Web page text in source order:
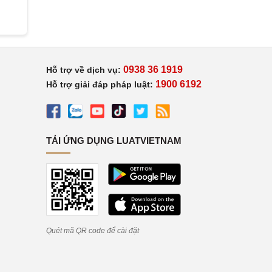
Hỗ trợ về dịch vụ: 0938 36 1919
Hỗ trợ giải đáp pháp luật: 1900 6192
TẢI ỨNG DỤNG LUATVIETNAM
Quét mã QR code để cài đặt